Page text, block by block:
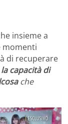
insieme a
momenti
di recuperare
la capacità di
che